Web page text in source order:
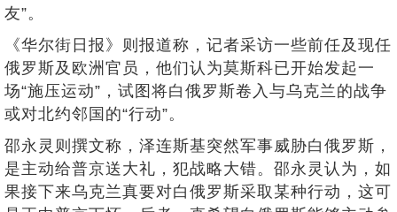
友”。
《华尔街日报》则报道称，记者采访一些前任及现任
俄罗斯及欧洲官员，他们认为莫斯科已开始发起一
场“施压运动”，试图将白俄罗斯卷入与乌克兰的战争
或对北约邻国的“行动”。
邵永灵则撰文称，泽连斯基突然军事威胁白俄罗斯，
是主动给普京送大礼，犯战略大错。邵永灵认为，如
果接下来乌克兰真要对白俄罗斯采取某种行动，这可